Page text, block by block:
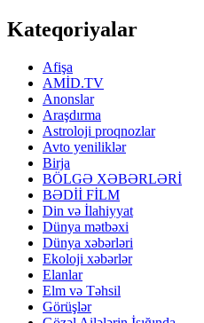
Kateqoriyalar
Afişa
AMİD.TV
Anonslar
Araşdırma
Astroloji proqnozlar
Avto yeniliklər
Birja
BÖLGƏ XƏBƏRLƏRİ
BƏDİİ FİLM
Din və İlahiyyat
Dünya mətbəxi
Dünya xəbərləri
Ekoloji xəbərlər
Elanlar
Elm və Təhsil
Görüşlər